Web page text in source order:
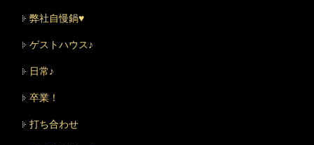
弊社自慢鍋♥
ゲストハウス♪
日常♪
卒業！
打ち合わせ